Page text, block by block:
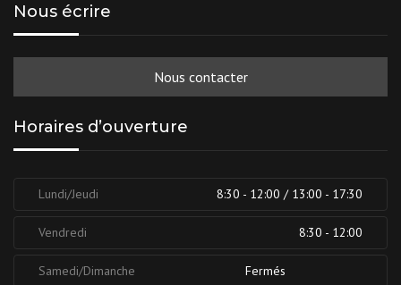
Nous écrire
Nous contacter
Horaires d’ouverture
Lundi/Jeudi 8:30 - 12:00 / 13:00 - 17:30
Vendredi 8:30 - 12:00
Samedi/Dimanche Fermés